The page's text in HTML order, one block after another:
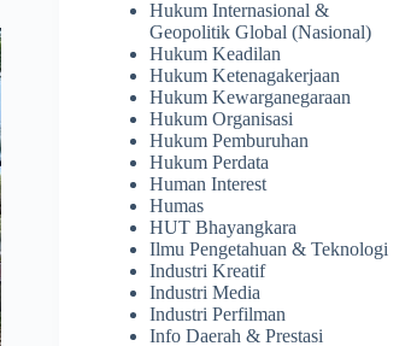
Hukum Internasional &
Geopolitik Global (Nasional)
Hukum Keadilan
Hukum Ketenagakerjaan
Hukum Kewarganegaraan
Hukum Organisasi
Hukum Pemburuhan
Hukum Perdata
Human Interest
Humas
HUT Bhayangkara
Ilmu Pengetahuan & Teknologi
Industri Kreatif
Industri Media
Industri Perfilman
Info Daerah & Prestasi